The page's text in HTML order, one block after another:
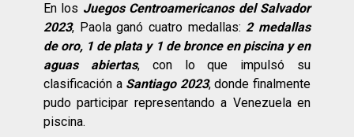
En los Juegos Centroamericanos del Salvador
2023, Paola ganó cuatro medallas: 2 medallas
de oro, 1 de plata y 1 de bronce en piscina y en
aguas abiertas, con lo que impulsó su
clasificación a Santiago 2023, donde finalmente
pudo participar representando a Venezuela en
piscina.